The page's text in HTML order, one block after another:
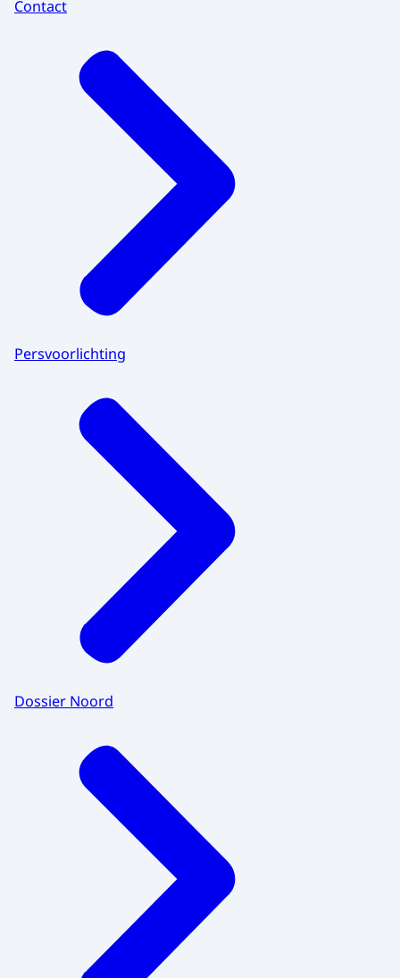
Contact
Persvoorlichting
Dossier Noord